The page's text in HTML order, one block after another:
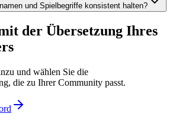
und Spielbegriffe konsistent halten?
der Übersetzung Ihres
und wählen Sie die
die zu Ihrer Community passt.